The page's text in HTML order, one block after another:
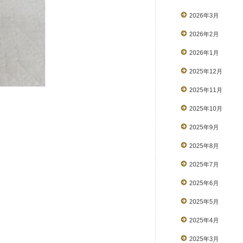
2026年3月
2026年2月
2026年1月
2025年12月
2025年11月
2025年10月
2025年9月
2025年8月
2025年7月
2025年6月
2025年5月
2025年4月
2025年3月